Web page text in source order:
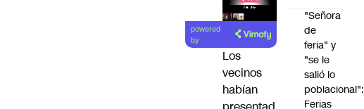
Lea el
artículo
powered
by
Los
vecinos
habían
"Señora
de
feria" y
"se le
salió lo
poblacional":
Ferias